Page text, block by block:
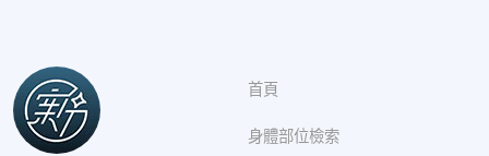
首頁
身體部位檢索